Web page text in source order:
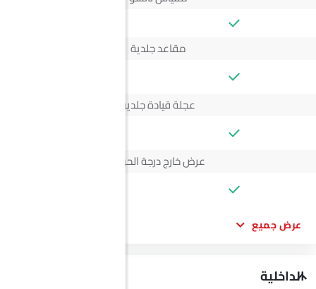
مقاعد جلدية
عجلة قيادة جلدية
عرض خارج درجة الحرارة
عرض جميع
الداخلية